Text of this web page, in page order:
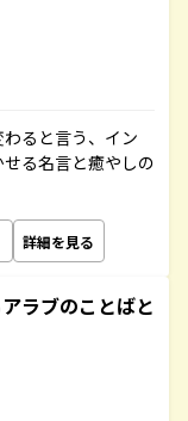
ると言う、イン
る名言と癒やしの
詳細を見る
ラブのことばと